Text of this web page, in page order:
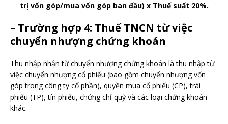
trị vốn góp/mua vốn góp ban đầu) x Thuế suất 20%.
– Trường hợp 4: Thuế TNCN từ việc
chuyển nhượng chứng khoán
Thu nhập nhận từ chuyển nhượng chứng khoán là thu nhập từ
việc chuyển nhượng cổ phiếu (bao gồm chuyển nhượng vốn
góp trong công ty cổ phần), quyền mua cổ phiếu (CP), trái
phiếu (TP), tín phiếu, chứng chỉ quỹ và các loại chứng khoán
khác.